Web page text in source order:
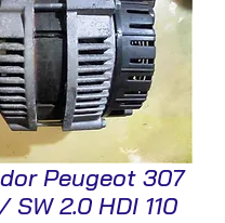
Peugeot 307
SW 2.0 HDI 110